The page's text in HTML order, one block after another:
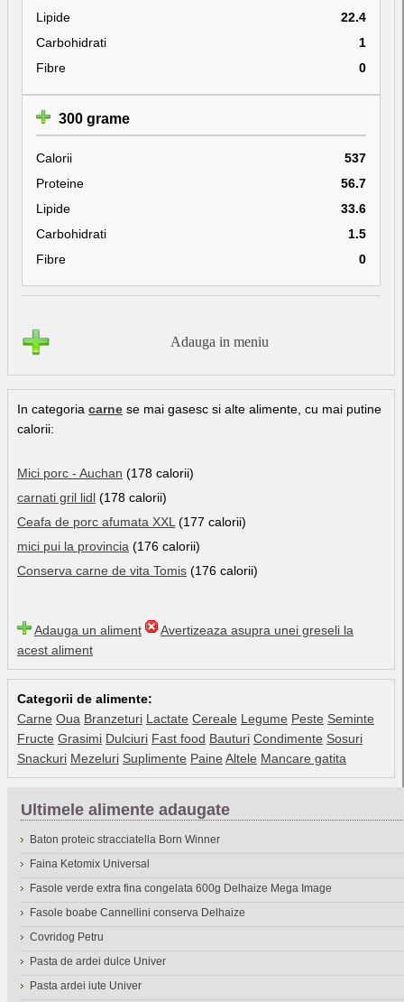
Lipide
22.4
Carbohidrati
1
Fibre
0
300 grame
Calorii
537
Proteine
56.7
Lipide
33.6
Carbohidrati
1.5
Fibre
0
Adauga in meniu
In categoria carne se mai gasesc si alte alimente, cu mai putine
calorii:
Mici porc - Auchan (178 calorii)
carnati gril lidl (178 calorii)
Ceafa de porc afumata XXL (177 calorii)
mici pui la provincia (176 calorii)
Conserva carne de vita Tomis (176 calorii)
Adauga un aliment
Avertizeaza asupra unei greseli la
acest aliment
Categorii de alimente:
Carne Oua Branzeturi Lactate Cereale Legume Peste Seminte
Fructe Grasimi Dulciuri Fast food Bauturi Condimente Sosuri
Snackuri Mezeluri Suplimente Paine Altele Mancare gatita
Ultimele alimente adaugate
Baton proteic stracciatella Born Winner
Faina Ketomix Universal
Fasole verde extra fina congelata 600g Delhaize Mega Image
Fasole boabe Cannellini conserva Delhaize
Covridog Petru
Pasta de ardei dulce Univer
Pasta ardei iute Univer